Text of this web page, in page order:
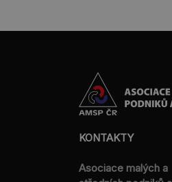
KONTAKTY
Asociace malých a